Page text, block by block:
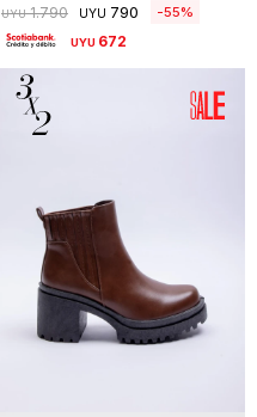
UYU 1.790 UYU 790 55
UYU 672